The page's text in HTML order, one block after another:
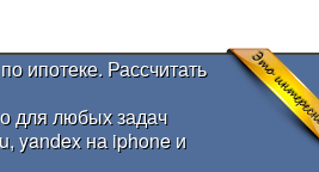
ипотеке. Рассчитать
для любых задач
yandex на iphone и